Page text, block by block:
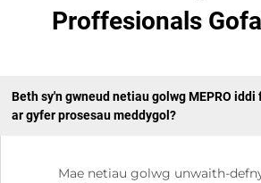
Proffesionals
Beth sy'n gwneud netiau golwg MEPRO iddi
ar gyfer prosesau meddygol?
Mae netiau golwg unwaith-